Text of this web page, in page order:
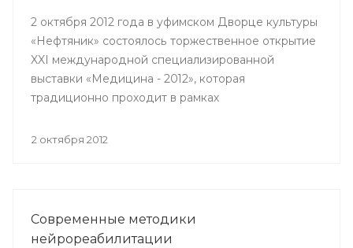
2 октября 2012 года в уфимском Дворце культуры
«Нефтяник» состоялось торжественное открытие
XXI международной специализированной
выставки «Медицина - 2012», которая
традиционно проходит в рамках
Соорганизаторами масштабного мероприятия
2 октября 2012
Современные методики
нейрореабилитации